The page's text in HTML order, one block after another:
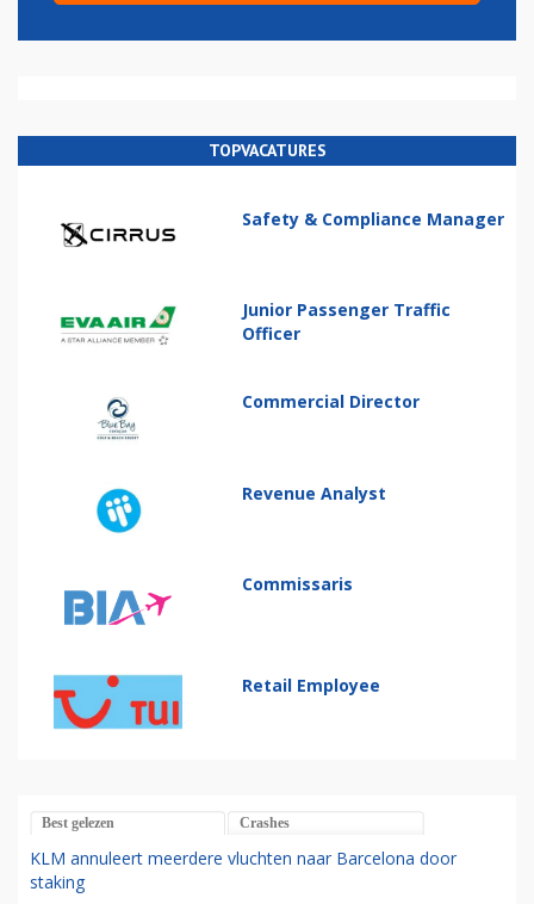
TOPVACATURES
Safety & Compliance Manager
Junior Passenger Traffic
Officer
Commercial Director
Revenue Analyst
Commissaris
Retail Employee
Best gelezen Crashes
KLM annuleert meerdere vluchten naar Barcelona door
staking